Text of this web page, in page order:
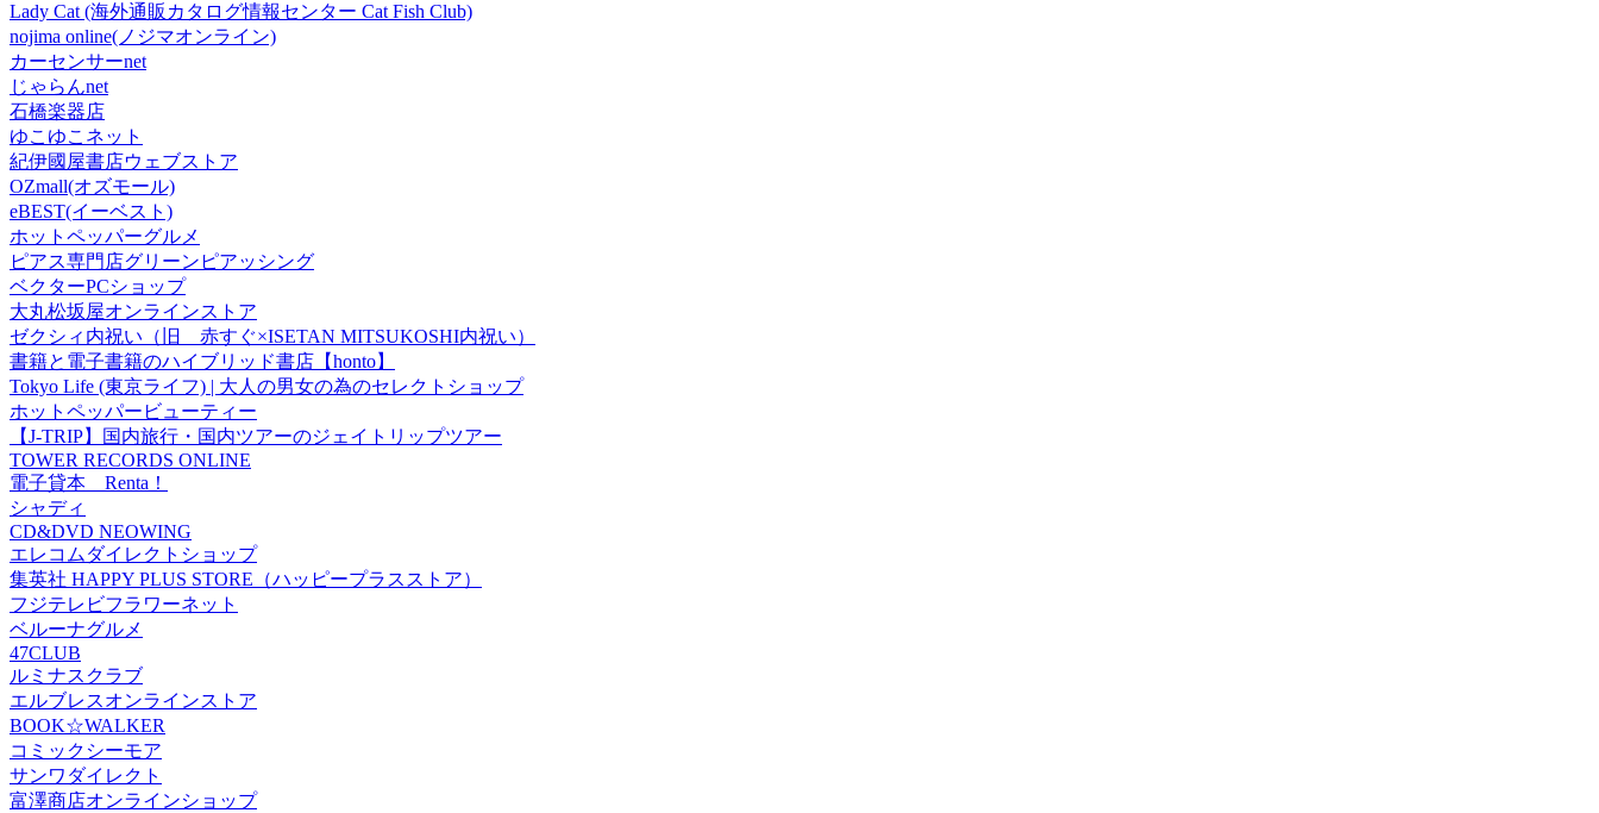
Lady Cat (海外通販カタログ情報センター Cat Fish Club)
nojima online(ノジマオンライン)
カーセンサーnet
じゃらんnet
石橋楽器店
ゆこゆこネット
紀伊國屋書店ウェブストア
OZmall(オズモール)
eBEST(イーベスト)
ホットペッパーグルメ
ピアス専門店グリーンピアッシング
ベクターPCショップ
大丸松坂屋オンラインストア
ゼクシィ内祝い（旧 赤すぐ×ISETAN MITSUKOSHI内祝い）
書籍と電子書籍のハイブリッド書店【honto】
Tokyo Life (東京ライフ) | 大人の男女の為のセレクトショップ
ホットペッパービューティー
【J-TRIP】国内旅行・国内ツアーのジェイトリップツアー
TOWER RECORDS ONLINE
電子貸本 Renta！
シャディ
CD&DVD NEOWING
エレコムダイレクトショップ
集英社 HAPPY PLUS STORE（ハッピープラスストア）
フジテレビフラワーネット
ベルーナグルメ
47CLUB
ルミナスクラブ
エルブレスオンラインストア
BOOK☆WALKER
コミックシーモア
サンワダイレクト
富澤商店オンラインショップ